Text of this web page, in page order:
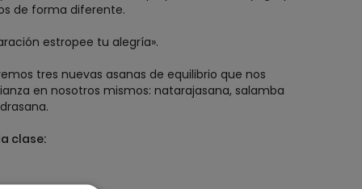
de forma diferente.
estropee tu alegría».
tres nuevas asanas de equilibrio que nos
en nosotros mismos: natarajasana, salamba
clase: